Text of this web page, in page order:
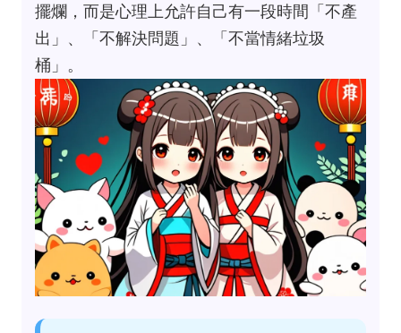
擺爛，而是心理上允許自己有一段時間「不產
出」、「不解決問題」、「不當情緒垃圾
桶」。